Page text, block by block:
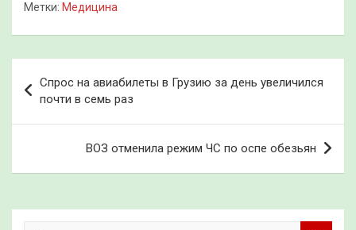
Метки: Медицина
по
записям
Спрос на авиабилеты в Грузию за день увеличился
почти в семь раз
ВОЗ отменила режим ЧС по оспе обезьян